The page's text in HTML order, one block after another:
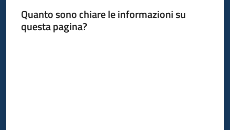
Quanto sono chiare le informazioni su
questa pagina?